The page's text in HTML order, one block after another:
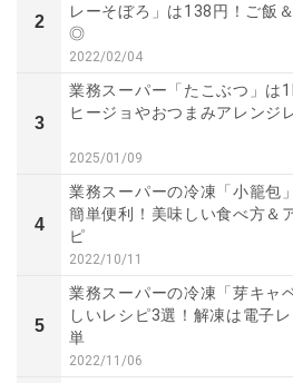
2
レーそぼろ」は138円！ご飯
◎
2022/02/04
3
業務スーパー「たこぶつ」は
ヒージョやおつまみアレンジ
2025/01/09
4
業務スーパーの冷凍「小籠包
簡単便利！美味しい食べ方＆
ピ
2022/10/11
5
業務スーパーの冷凍「芽キャ
しいレシピ3選！解凍は電子
単
2022/11/06